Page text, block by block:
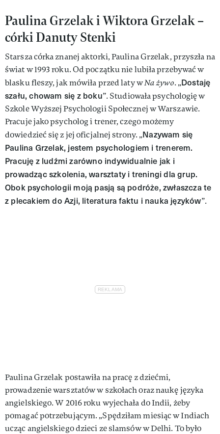
Paulina Grzelak i Wiktora Grzelak –
córki Danuty Stenki
Starsza córka znanej aktorki, Paulina Grzelak, przyszła na
świat w 1993 roku. Od początku nie lubiła przebywać w
blasku fleszy, jak mówiła przed laty wNa żywo. „Dostaję
szału, chowam się z boku”. Studiowała psychologię w
Szkole Wyższej Psychologii Społecznej w Warszawie.
Pracuje jako psycholog i trener, czego możemy
dowiedzieć się z jej oficjalnej strony. „Nazywam się
Paulina Grzelak, jestem psychologiem i trenerem.
Pracuję z ludźmi zarówno indywidualnie jak i
prowadząc szkolenia, warsztaty i treningi dla grup.
Obok psychologii moją pasją są podróże, zwłaszcza te
z plecakiem do Azji, literatura faktu i nauka języków”.
Paulina Grzelak postawiła na pracę z dziećmi,
prowadzenie warsztatów w szkołach oraz naukę języka
angielskiego. W 2016 roku wyjechała do Indii, żeby
pomagać potrzebującym. „Spędziłam miesiąc w Indiach
ucząc angielskiego dzieci ze slamsów w Delhi. To było